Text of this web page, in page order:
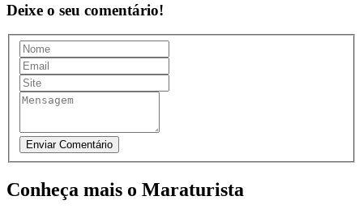
Deixe o seu comentário!
Conheça mais o Maraturista